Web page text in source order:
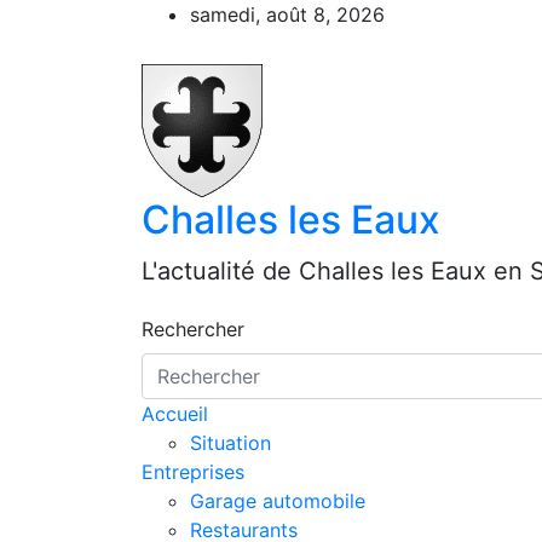
samedi, août 8, 2026
Challes les Eaux
L'actualité de Challes les Eaux en
Rechercher
Accueil
Situation
Entreprises
Garage automobile
Restaurants